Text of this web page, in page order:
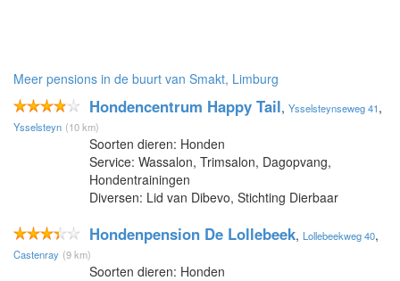
Meer pensions in de buurt van Smakt, Limburg
Hondencentrum Happy Tail, Ysselsteynseweg 41,
Ysselsteyn (10 km)
Soorten dieren: Honden
Service: Wassalon, Trimsalon, Dagopvang,
Hondentrainingen
Diversen: Lid van Dibevo, Stichting Dierbaar
Hondenpension De Lollebeek, Lollebeekweg 40,
Castenray (9 km)
Soorten dieren: Honden